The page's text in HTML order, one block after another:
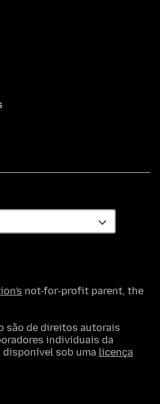
not-for-profit parent, the
são de direitos autorais
individuais da
sob uma licença